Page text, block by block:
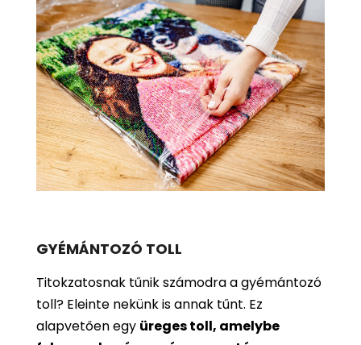
GYÉMÁNTOZÓ TOLL
Titokzatosnak tűnik számodra a gyémántozó
toll? Eleinte nekünk is annak tűnt. Ez
alapvetően egy üreges toll, amelybe